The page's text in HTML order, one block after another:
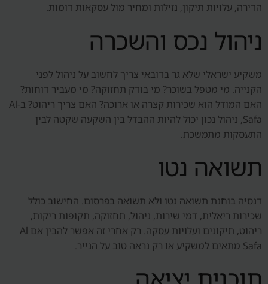
הדירה, עלויות תיקון, נזילות ומחיר מול עסקאות דומות.
ניהול נכס והשכרה
משקיע ישראלי שלא גר בדובאי צריך לחשוב על ניהול לפני
הקנייה. מי מטפל בשוכר? מי בודק תחזוקה? מי מעביר דוחות?
האם המודל הוא שכירות קצרה או ארוכה? האם צריך ריהוט? ב-Al
Safa, ניהול נכון יכול להיות ההבדל בין השקעה שקטה לבין
התעסקות מתמשכת.
תשואה נטו
דנסיה בוחנת תשואה נטו ולא תשואה בפרסום. החישוב כולל
שכירות ריאלית, דמי שירות, ניהול, תחזוקה, תקופות ריקות,
ריהוט, תיקונים ועלויות עסקה. רק אחרי זה אפשר להבין אם Al
Safa מתאים למשקיע או רק נראה טוב על הנייר.